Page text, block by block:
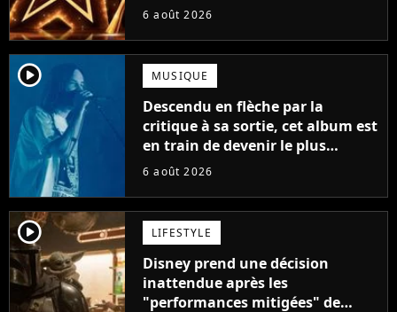
6 août 2026
player2 MUSIQUE
Descendu en flèche par la
critique à sa sortie, cet album est
en train de devenir le plus
populaire de son auteur
6 août 2026
player2 LIFESTYLE
Disney prend une décision
inattendue après les
"performances mitigées" de